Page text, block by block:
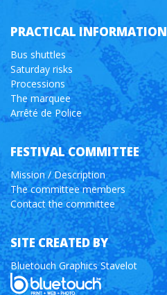
PRACTICAL INFORMATION
Bus shuttles
Saturday risks
Processions
The marquee
Arrêté de Police
FESTIVAL COMMITTEE
Mission / Description
The committee members
Contact the committee
SITE CREATED BY
Bluetouch Graphics Stavelot